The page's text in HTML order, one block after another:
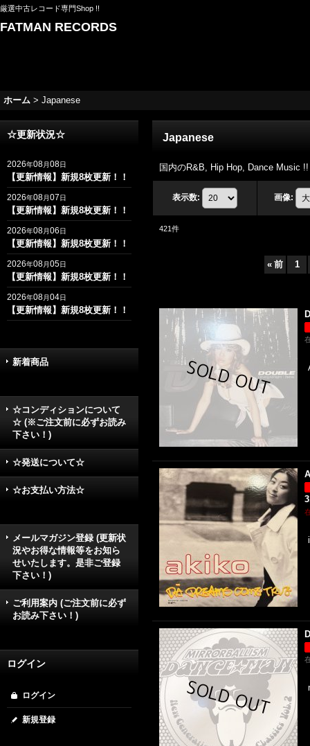
厳選中古レコード専門Shop !!
FATMAN RECORDS
ホーム > Japanese
☆更新状況☆
2026年08月08日
【更新情報】新規8枚更新！！
2026年08月07日
【更新情報】新規8枚更新！！
2026年08月06日
【更新情報】新規8枚更新！！
2026年08月05日
【更新情報】新規8枚更新！！
2026年08月04日
【更新情報】新規8枚更新！！
新着商品
☆コンディションについて
☆ (※ご注文前に必ずお読み
下さい！)
☆発送について☆
☆お支払い方法☆
メールマガジン登録 (更新状
況やお得な情報等をお知ら
せいたします。是非ご登録
下さい！)
ご利用案内 (ご注文前に必ず
お読み下さい！)
ログイン
ログイン
新規登録
Japanese
国内のR&B, Hip Hop, Dance Music !!
表示数: 画像:
421件
« 前 1